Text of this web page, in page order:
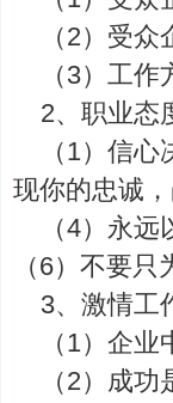
（2）受
（3）工
2、职业态
（1）信
现你的忠诚
（4）永
（6）不要
3、激情工
（1）企
（2）成